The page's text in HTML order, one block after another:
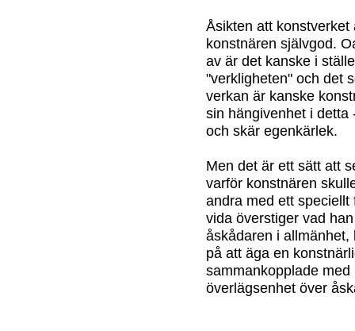
Åsikten att
konstnären självgod.
av är det kanske i
"verkligheten" och det
verkan är kanske
sin hängivenhet i detta
och skär egenkärlek.
Men det är ett sätt att
varför konstnären
andra med ett
vida överstiger vad
åskådaren i
på att äga en
sammankopplade
överlägsenhet över